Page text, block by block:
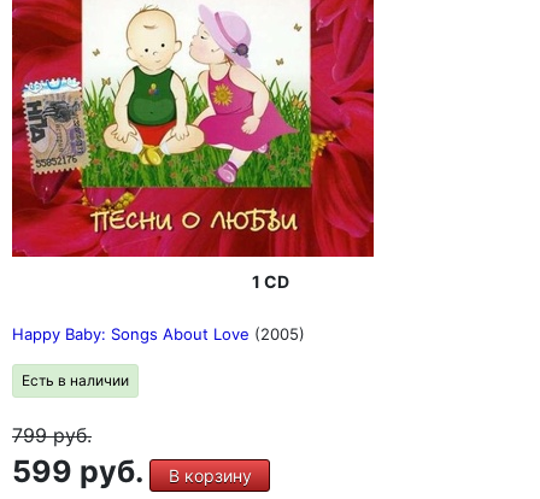
1 CD
Happy Baby: Songs About Love (2005)
Есть в наличии
799руб.
599 руб. В корзину